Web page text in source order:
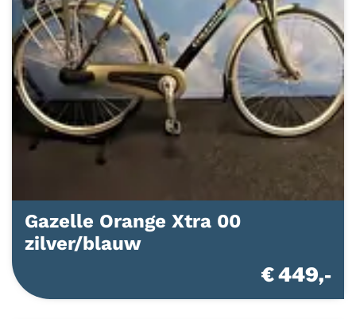
Gazelle Orange Xtra 00
zilver/blauw
€ 449,-